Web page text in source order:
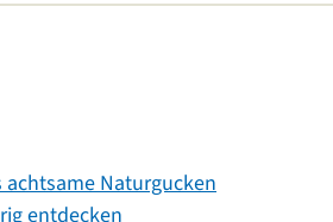
Naturgucken
entdecken